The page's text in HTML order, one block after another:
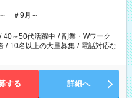
＃9月～
/ 40～50代活躍中 / 副業・Wワーク
/ 10名以上の大量募集 / 電話対応な
する 詳細へ